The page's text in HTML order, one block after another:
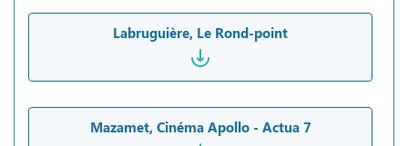
Labruguière, Le Rond-point
Mazamet, Cinéma Apollo - Actua 7